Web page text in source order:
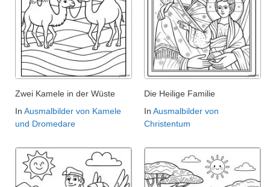
Zwei Kamele in der Wüste
In Ausmalbilder von Kamele
und Dromedare
Die Heilige Familie
In Ausmalbilder von
Christentum